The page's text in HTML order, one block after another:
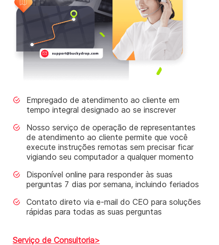
Empregado de atendimento ao cliente em
tempo integral designado ao se inscrever
Nosso serviço de operação de representantes
de atendimento ao cliente permite que você
execute instruções remotas sem precisar ficar
vigiando seu computador a qualquer momento
Disponível online para responder às suas
perguntas 7 dias por semana, incluindo feriados
Contato direto via e-mail do CEO para soluções
rápidas para todas as suas perguntas
Serviço de Consultoria